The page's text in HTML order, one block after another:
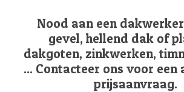
Nood aan een
gevel, hellend dak of
dakgoten, zinkwerken,
... Contacteer ons voor
prijsaanvraag.